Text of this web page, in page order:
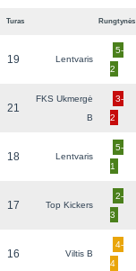
Turas Rungtynės
19 Lentvaris
5-
2
21
FKS Ukmergė
B
3-
2
18 Lentvaris
5-
1
17 Top Kickers
2-
3
16 Viltis B
4-
4